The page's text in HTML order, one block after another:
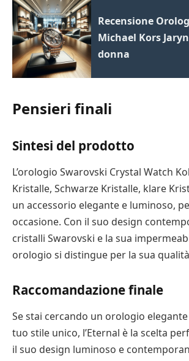
Recensione
Michael Kors Jaryn
donna
Pensieri finali
Sintesi del prodotto
L’orologio Swarovski Crystal Watch
Kristalle, Schwarze Kristalle, klare
un accessorio elegante e luminoso,
occasione. Con il suo design
cristalli Swarovski e la sua
orologio si distingue per la sua
Raccomandazione finale
Se stai cercando un orologio
tuo stile unico, l’Eternal è la scelta
il suo design luminoso e